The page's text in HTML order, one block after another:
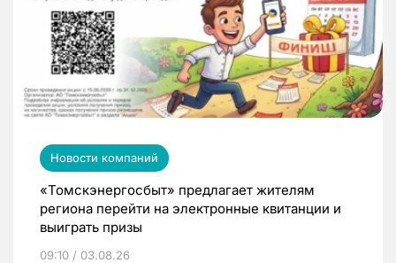
Новости компаний
«Томскэнергосбыт» предлагает жителям
региона перейти на электронные квитанции и
выиграть призы
09:10 / 03.08.26